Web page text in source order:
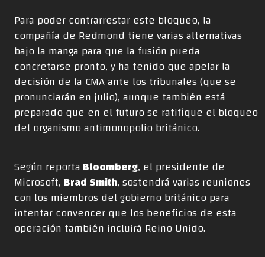
Para poder contrarrestar este bloqueo, la
compañía de Redmond tiene varias alternativas
bajo la manga para que la fusión pueda
concretarse pronto, y ha tenido que apelar la
decisión de la CMA ante los tribunales (que se
pronunciarán en julio), aunque también está
preparado que en el futuro se ratifique el bloqueo
del organismo antimonopolio británico.
Según reportaBloomberg, el presidente de
Microsoft, Brad Smith, sostendrá varias reuniones
con los miembros del gobierno británico para
intentar convencer que los beneficios de esta
operación también incluirá Reino Unido.